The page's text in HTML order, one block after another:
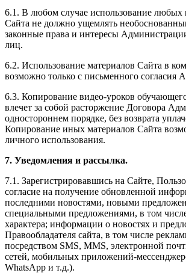
6.1. В любом случае использование любых
Сайта не должно ущемлять
законные права и интересы
лиц.
6.2. Использование материалов Сайта в
возможно только с письменного согласия
6.3. Копирование видео-уроков
влечет за собой расторжение Договора
одностороннем порядке, без возврата
Копирование иных материалов Сайта
личного использования.
7. Уведомления и рассылка.
7.1. Зарегистрировавшись на Сайте,
согласие на получение обновленной
последними новостями, новыми
специальными предложениями, в том
характера; информации о новостях и
Правообладателя сайта, в том числе
посредством SMS, MMS, электронной
сетей, мобильных приложений-
WhatsApp и т.д.).